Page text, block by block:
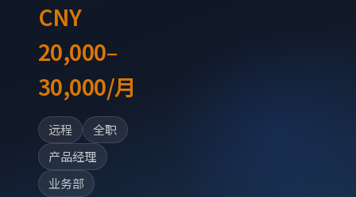
CNY
20,000–
30,000/月
远程
全职
产品经理
业务部